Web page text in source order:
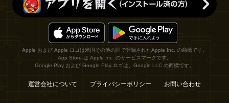
Apple および Apple ロゴは米国その他の国で登録されたApple Inc. の商標です。
App Store は Apple Inc. のサービスマークです。
Google Play および Google Play ロゴは、Google LLC の商標です。
運営会社について プライバシーポリシー お問い合わせ